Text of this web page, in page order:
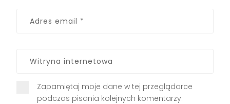
Zapamiętaj moje dane w tej przeglądarce
podczas pisania kolejnych komentarzy.